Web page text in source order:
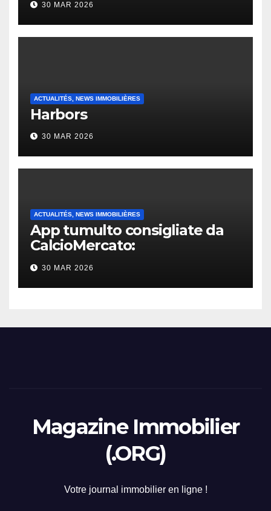
30 MAR 2026
ACTUALITÉS, NEWS IMMOBILIÈRES
Harbors
30 MAR 2026
ACTUALITÉS, NEWS IMMOBILIÈRES
App tumulto consigliate da
CalcioMercato:
considerazione di gennaio
2026
30 MAR 2026
Magazine Immobilier
(.ORG)
Votre journal immobilier en ligne !